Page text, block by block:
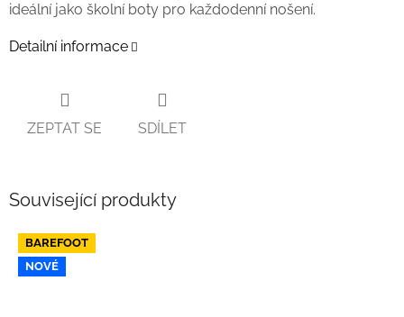
ideální jako školní boty pro každodenní nošení.
Detailní informace
ZEPTAT SE SDÍLET
Související produkty
BAREFOOT
NOVÉ